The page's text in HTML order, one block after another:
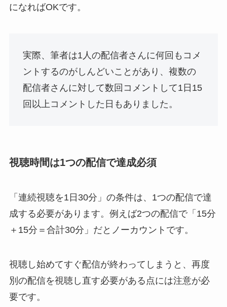
になればOKです。
実際、筆者は1人の配信者さんに何回もコメ
ントするのがしんどいことがあり、複数の
配信者さんに対して数回コメントして1日15
回以上コメントした日もありました。
視聴時間は1つの配信で達成必須
「連続視聴を1日30分」の条件は、1つの配信で達
成する必要があります。例えば2つの配信で「15分
＋15分＝合計30分」だとノーカウントです。
視聴し始めてすぐ配信が終わってしまうと、再度
別の配信を視聴し直す必要がある点には注意が必
要です。